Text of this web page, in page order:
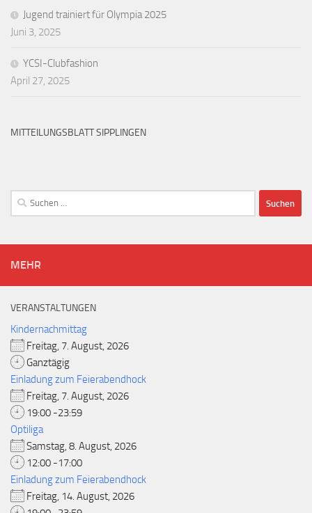
Jugend trainiert für Olympia 2025
Juni 3, 2025
YCSI-Clubfashion
April 27, 2025
MITTEILUNGSBLATT SIPPLINGEN
Suchen
nach:
MEHR
VERANSTALTUNGEN
Kindernachmittag
Freitag, 7. August, 2026
Ganztägig
Einladung zum Feierabendhock
Freitag, 7. August, 2026
19:00 -23:59
Optiliga
Samstag, 8. August, 2026
12:00 -17:00
Einladung zum Feierabendhock
Freitag, 14. August, 2026